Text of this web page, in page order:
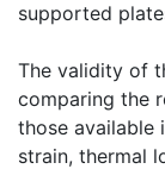
supported
The validity of
comparing the
those available
strain, thermal